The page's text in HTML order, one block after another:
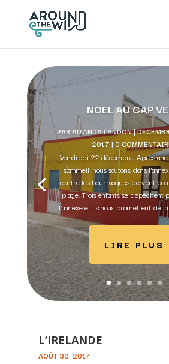
NOEL AU CAP
PARAMANDA LANDON|
2017 | 0
Vendredi 22 décembre: Après
sommeil, nous sautons dans
contre les bourrasques de vent
plage. Trois enfants se dépêchent
l'annexe et ils nous promettent de
LIRE PLUS
L’IRELANDE
AOÛT 30, 2017